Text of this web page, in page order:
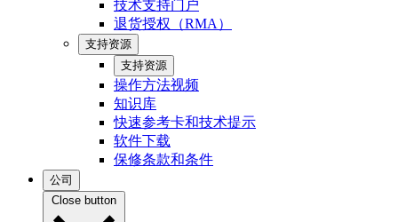
技术支持门户
退货授权（RMA）
支持资源
支持资源
操作方法视频
知识库
快速参考卡和技术提示
软件下载
保修条款和条件
公司
Close button